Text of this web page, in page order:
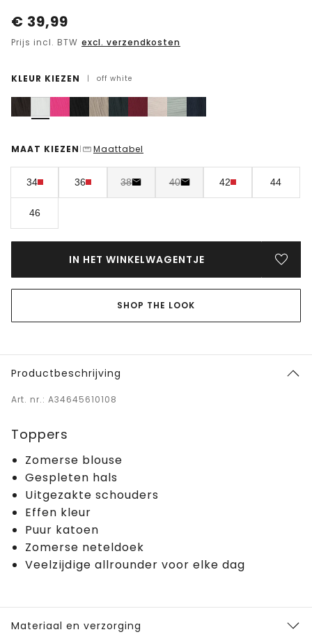
€ 39,99
Prijs incl. BTW excl. verzendkosten
KLEUR KIEZEN | off white
MAAT KIEZEN | Maattabel
34 36 38 40 42 44
46
IN HET WINKELWAGENTJE
SHOP THE LOOK
Productbeschrijving
Art. nr.: A34645610108
Toppers
Zomerse blouse
Gespleten hals
Uitgezakte schouders
Effen kleur
Puur katoen
Zomerse neteldoek
Veelzijdige allrounder voor elke dag
Materiaal en verzorging